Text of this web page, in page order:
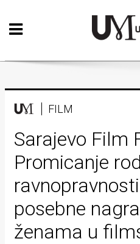
Početna
Vizualne
Teatar
Književnost
Muzika
Film
Intervju
Kolumne
FILM
Sarajevo Film
Promicanje
posebne
ženama u